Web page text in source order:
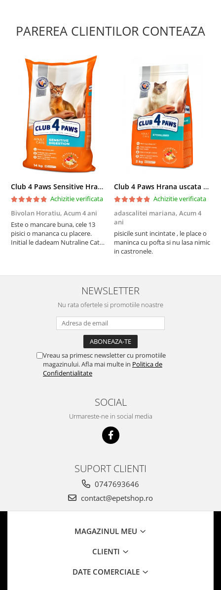
PAREREA CLIENTILOR CONTEAZA
Club 4 Paws Sensitive Hrana uscata pisici adulte, 14kg
Achizitie verificata
Bivolan Horatiu, Acum 4 ani
Este o mancare buna, cele 13
pisici o mananca cu placere.
Initial le dadeam Nutraline Cat
nu o mananca cu placere. Eu
sunt multumit si voi continua cu
Club 4 Paws Hrana uscata pisici sterilizate, 2kg
Achizitie verificata
adascalitei mariana, Acum 4
ani
pisicile sunt incintate , le place o
maninca cu pofta si nu lasa nimic
in castronele.
NEWSLETTER
Nu rata ofertele si promotiile noastre
Vreau sa primesc newsletter cu promotiile
magazinului. Afla mai multe in Politica de
Confidentialitate
SOCIAL
Urmareste-ne in social media
SUPORT CLIENTI
0747693646
contact@epetshop.ro
MAGAZINUL MEU
CLIENTI
DATE COMERCIALE